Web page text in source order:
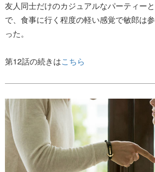
友人同士だけのカジュアルなパーティー
で、食事に行く程度の軽い感覚で敏郎は
った。
第12話の続きはこちら